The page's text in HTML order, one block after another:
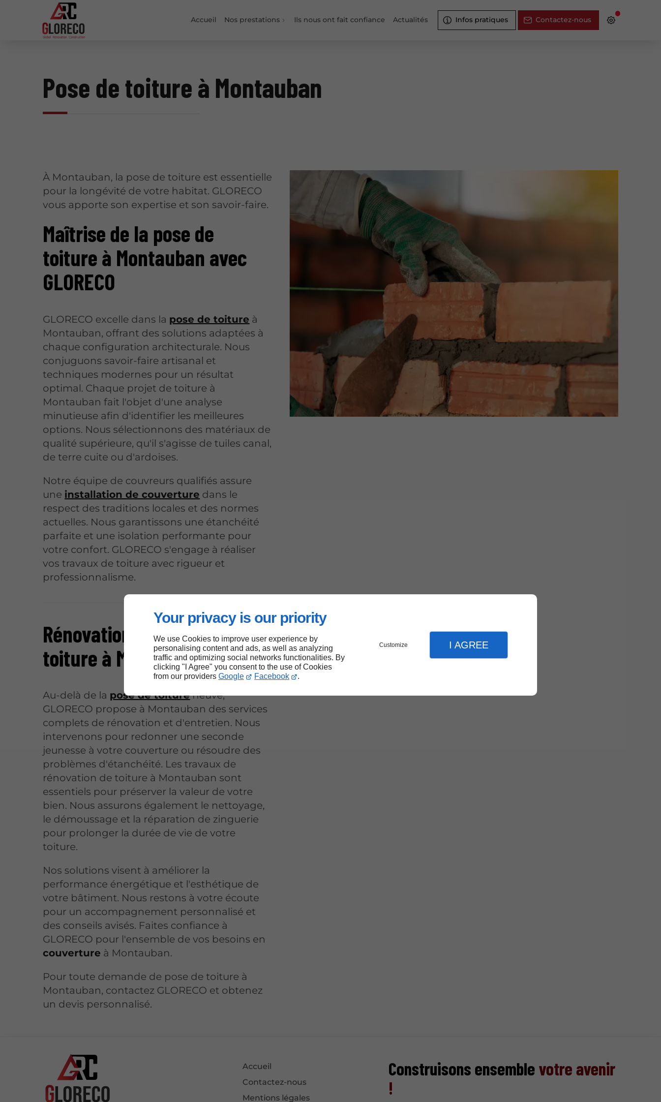
Your privacy is our priority
We use Cookies to improve user experience by
personalising content and ads, as well as analyzing
traffic and optimizing social networks functionalities. By
clicking "I Agree" you consent to the use of Cookies
from our providers Google Facebook .
Customize I AGREE
Accueil Nos prestations Ils nous ont fait confiance Actualités Infos pratiques Contactez-nous
Pose de toiture à Montauban
À Montauban, la pose de toiture est essentielle
pour la longévité de votre habitat. GLORECO
vous apporte son expertise et son savoir-faire.
Maîtrise de la pose de
toiture à Montauban avec
GLORECO
GLORECO excelle dans la pose de toiture à
Montauban, offrant des solutions adaptées à
chaque configuration architecturale. Nous
conjuguons savoir-faire artisanal et
techniques modernes pour un résultat
optimal. Chaque projet de toiture à
Montauban fait l'objet d'une analyse
minutieuse afin d'identifier les meilleures
options. Nous sélectionnons des matériaux de
qualité supérieure, qu'il s'agisse de tuiles canal,
de terre cuite ou d'ardoises.
Notre équipe de couvreurs qualifiés assure
une installation de couverture dans le
respect des traditions locales et des normes
actuelles. Nous garantissons une étanchéité
parfaite et une isolation performante pour
votre confort. GLORECO s'engage à réaliser
vos travaux de toiture avec rigueur et
professionnalisme.
Rénovation et entretien de
toiture à Montauban
Au-delà de la pose de toitureneuve,
GLORECO propose à Montauban des services
complets de rénovation et d'entretien. Nous
intervenons pour redonner une seconde
jeunesse à votre couverture ou résoudre des
problèmes d'étanchéité. Les travaux de
rénovation de toiture à Montauban sont
essentiels pour préserver la valeur de votre
bien. Nous assurons également le nettoyage,
le démoussage et la réparation de zinguerie
pour prolonger la durée de vie de votre
toiture.
Nos solutions visent à améliorer la
performance énergétique et l'esthétique de
votre bâtiment. Nous restons à votre écoute
pour un accompagnement personnalisé et
des conseils avisés. Faites confiance à
GLORECO pour l'ensemble de vos besoins en
couverture à Montauban.
Pour toute demande de pose de toiture à
Montauban, contactez GLORECO et obtenez
un devis personnalisé.
Accueil
Contactez-nous
Mentions légales
Construisons ensemble votre avenir
!